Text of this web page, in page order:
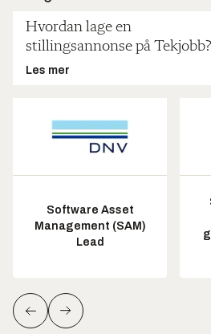
Hvordan lage en
stillingsannonse på Tekjobb?
Les mer
Software Asset
Management (SAM)
Lead